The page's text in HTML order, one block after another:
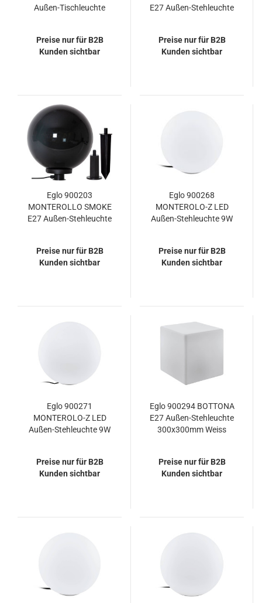
Außen-Tischleuchte
Preise nur für B2B
Kunden sichtbar
E27 Außen-Stehleuchte
Preise nur für B2B
Kunden sichtbar
Eglo 900203
MONTEROLLO SMOKE
E27 Außen-Stehleuchte
Preise nur für B2B
Kunden sichtbar
Eglo 900268
MONTEROLO-Z LED
Außen-Stehleuchte 9W
Preise nur für B2B
Kunden sichtbar
Eglo 900271
MONTEROLO-Z LED
Außen-Stehleuchte 9W
Preise nur für B2B
Kunden sichtbar
Eglo 900294 BOTTONA
E27 Außen-Stehleuchte
300x300mm Weiss
Preise nur für B2B
Kunden sichtbar